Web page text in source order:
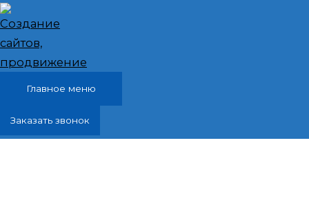
Перейти к содержимому
Главное меню
Заказать звонок